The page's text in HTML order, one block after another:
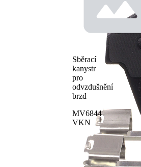
Sběrací
kanystr
pro
odvzdušnění
brzd
MV6844
VKN